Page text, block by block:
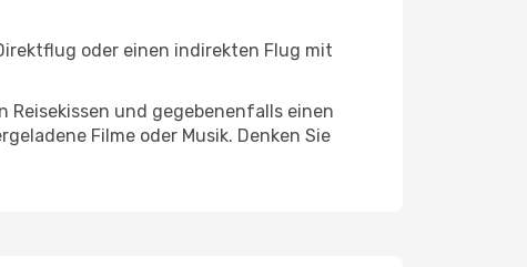
oder einen indirekten Flug mit
Reisekissen und gegebenenfalls einen
Filme oder Musik. Denken Sie